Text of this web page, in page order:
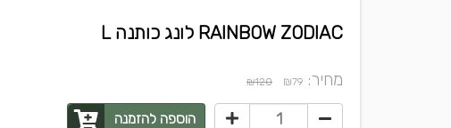
RAINBOW ZODIAC לונג כותנה L
מחיר: ₪79
₪120
הוספה להזמנה